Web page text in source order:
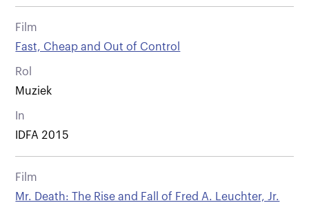
Film
Fast, Cheap and Out of Control
Rol
Muziek
In
IDFA 2015
Film
Mr. Death: The Rise and Fall of Fred A. Leuchter, Jr.